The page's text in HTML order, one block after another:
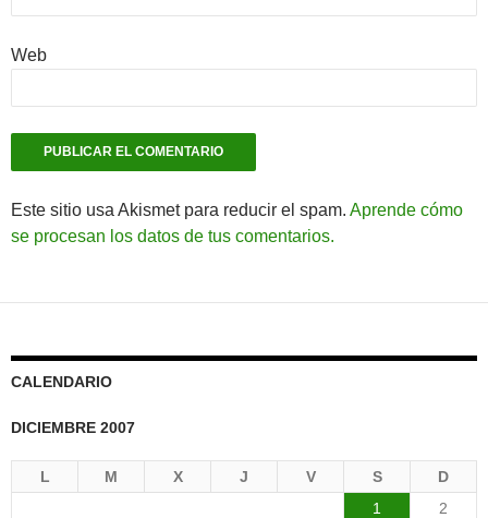
Web
Este sitio usa Akismet para reducir el spam. Aprende cómo
se procesan los datos de tus comentarios.
CALENDARIO
DICIEMBRE 2007
L M X J V S
D
1
2